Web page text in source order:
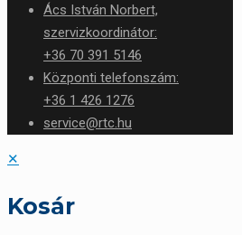
Ács István Norbert,
szervizkoordinátor:
+36 70 391 5146
Központi telefonszám:
+36 1 426 1276
service@rtc.hu
✕
Kosár